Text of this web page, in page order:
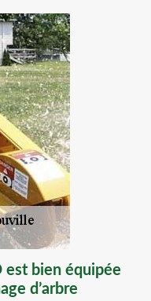
est bien équipée
d’arbre